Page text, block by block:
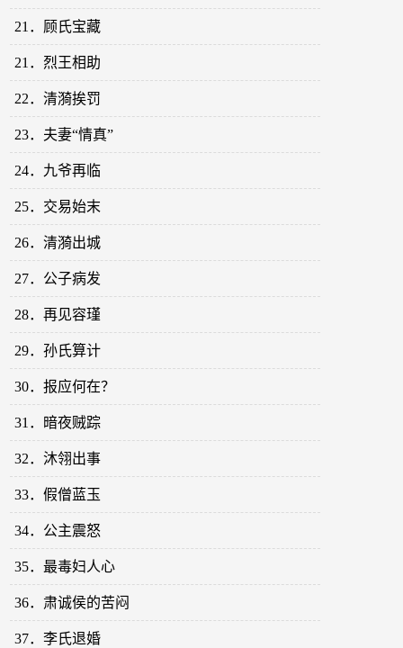
21．顾氏宝藏
21．烈王相助
22．清漪挨罚
23．夫妻“情真”
24．九爷再临
25．交易始末
26．清漪出城
27．公子病发
28．再见容瑾
29．孙氏算计
30．报应何在？
31．暗夜贼踪
32．沐翎出事
33．假僧蓝玉
34．公主震怒
35．最毒妇人心
36．肃诚侯的苦闷
37．李氏退婚